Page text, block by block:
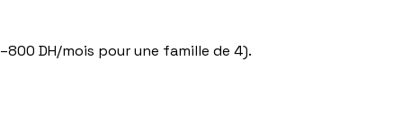
DH/mois pour une famille de 4).